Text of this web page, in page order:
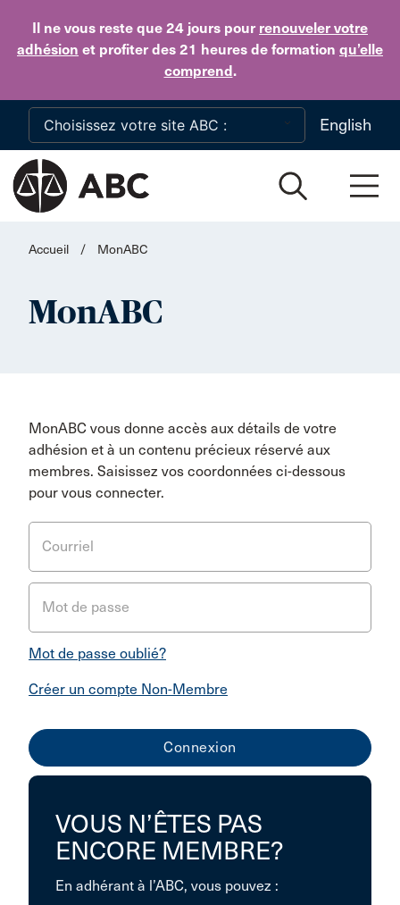
Il ne vous reste que 24 jours pour renouveler votre
adhésion et profiter des 21 heures de formation qu’elle
comprend.
Skip to main content
English
Accueil / MonABC
MonABC
MonABC vous donne accès aux détails de votre
adhésion et à un contenu précieux réservé aux
membres. Saisissez vos coordonnées ci-dessous
pour vous connecter.
Courriel
Mot de passe
Mot de passe oublié?
Créer un compte Non-Membre
VOUS N’ÊTES PAS
ENCORE MEMBRE?
En adhérant à l’ABC, vous pouvez :